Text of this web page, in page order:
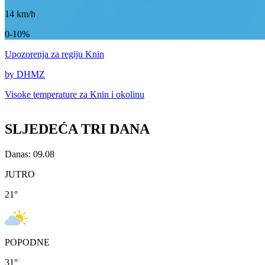
14 km/h
0-10%
Upozorenja za regiju Knin
by DHMZ
Visoke temperature za Knin i okolinu
SLJEDEĆA TRI DANA
Danas: 09.08
JUTRO
21°
POPODNE
31°